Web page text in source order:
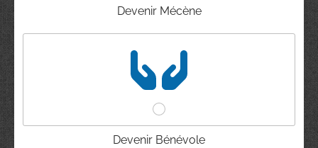
Devenir Mécène
Devenir Bénévole